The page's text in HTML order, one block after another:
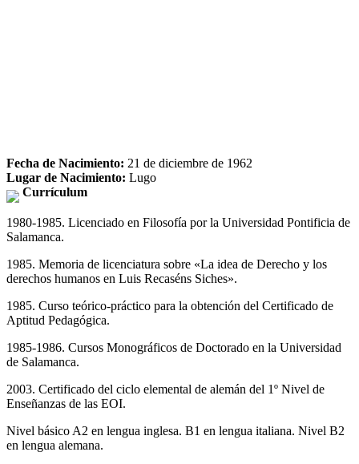
Fecha de Nacimiento: 21 de diciembre de 1962
Lugar de Nacimiento: Lugo
Currículum
1980-1985. Licenciado en Filosofía por la Universidad Pontificia de
Salamanca.
1985. Memoria de licenciatura sobre «La idea de Derecho y los
derechos humanos en Luis Recaséns Siches».
1985. Curso teórico-práctico para la obtención del Certificado de
Aptitud Pedagógica.
1985-1986. Cursos Monográficos de Doctorado en la Universidad
de Salamanca.
2003. Certificado del ciclo elemental de alemán del 1º Nivel de
Enseñanzas de las EOI.
Nivel básico A2 en lengua inglesa. B1 en lengua italiana. Nivel B2
en lengua alemana.